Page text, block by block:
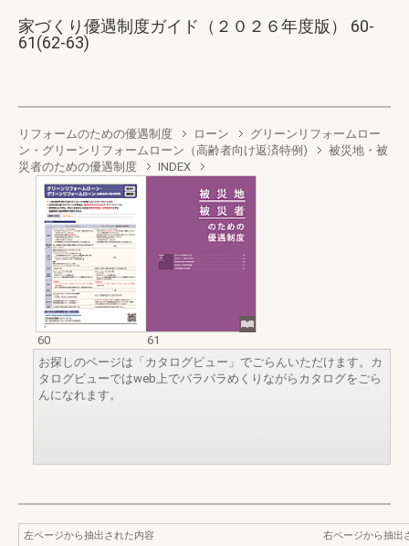
家づくり優遇制度ガイド（２０２６年度版） 60-
61(62-63)
リフォームのための優遇制度 ローン
グリーンリフォームロー
ン・グリーンリフォームローン（高齢者向け返済特例)
被災地・被
災者のための優遇制度
INDEX
60
61
お探しのページは「カタログビュー」でごらんいただけます。カ
タログビューではweb上でパラパラめくりながらカタログをごら
んになれます。
左ページから抽出された内容
右ページから抽出